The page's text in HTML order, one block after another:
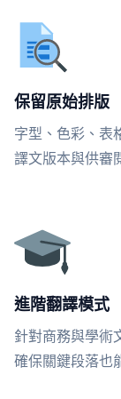
保留原始排版
字型、色彩、表
譯文版本與供審
進階翻譯模式
針對商務與學術
確保關鍵段落也